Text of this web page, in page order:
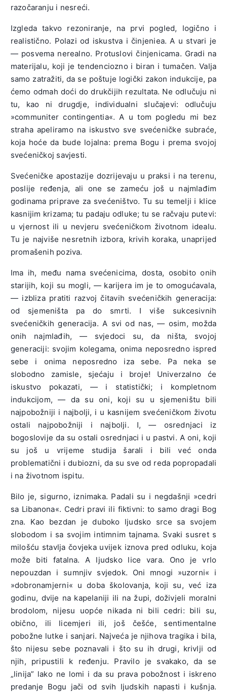
razočaranju i nesreći.
Izgleda takvo rezoniranje, na prvi pogled, logično i
realistično. Polazi od iskustva i činjeniea. A u stvari je
— posvema nerealno. Protuslovi činjenicama. Gradi na
materijalu, koji je tendenciozno i biran i tumačen. Valja
samo zatražiti, da se poštuje logički zakon indukcije, pa
ćemo odmah doći do drukčijih rezultata. Ne odlučuju ni
tu, kao ni drugdje, individualni slučajevi: odlučuju
»communiter contingentia«. A u tom pogledu mi bez
straha apeliramo na iskustvo sve svećeničke subraće,
koja hoće da bude lojalna: prema Bogu i prema svojoj
svećeničkoj savjesti.
Svećeničke apostazije dozrijevaju u praksi i na terenu,
poslije ređenja, ali one se zameću još u najmlađim
godinama priprave za svećeništvo. Tu su temelji i klice
kasnijim krizama; tu padaju odluke; tu se račvaju putevi:
u vjernost ili u nevjeru svećeničkom životnom idealu.
Tu je najviše nesretnih izbora, krivih koraka, unaprijed
promašenih poziva.
Ima ih, među nama svećenicima, dosta, osobito onih
starijih, koji su mogli, — karijera im je to omogućavala,
— izbliza pratiti razvoj čitavih svećeničkih generacija:
od sjemeništa pa do smrti. I više sukcesivnih
svećeničkih generacija. A svi od nas, — osim, možda
onih najmlađih, — svjedoci su, da ništa, svojoj
generaciji: svojim kolegama, onima neposredno ispred
sebe i onima neposredno iza sebe. Pa neka se
slobodno zamisle, sjećaju i broje! Univerzalno će
iskustvo pokazati, — i statistički; i kompletnom
indukcijom, — da su oni, koji su u sjemeništu bili
najpobožniji i najbolji, i u kasnijem svećeničkom životu
ostali najpobožniji i najbolji. I, — osrednjaci iz
bogoslovije da su ostali osrednjaci i u pastvi. A oni, koji
su još u vrijeme studija šarali i bili već onda
problematični i dubiozni, da su sve od reda popropadali
i na životnom ispitu.
Bilo je, sigurno, iznimaka. Padali su i negdašnji »cedri
sa Libanona«. Cedri pravi ili fiktivni: to samo dragi Bog
zna. Kao bezdan je duboko ljudsko srce sa svojem
slobodom i sa svojim intimnim tajnama. Svaki susret s
milošću stavlja čovjeka uvijek iznova pred odluku, koja
može biti fatalna. A ljudsko lice vara. Ono je vrlo
nepouzdan i sumnjiv svjedok. Oni mnogi »uzorni« i
»dobronamjerni« u doba školovanja, koji su, već iza
godinu, dvije na kapelaniji ili na župi, doživjeli moralni
brodolom, nijesu uopće nikada ni bili cedri: bili su,
obično, ili licemjeri ili, još češće, sentimentalne
pobožne lutke i sanjari. Najveća je njihova tragika i bila,
što nijesu sebe poznavali i što su ih drugi, krivlji od
njih, pripustili k ređenju. Pravilo je svakako, da se
„linija” lako ne lomi i da su prava pobožnost i iskreno
predanje Bogu jači od svih ljudskih napasti i kušnja.